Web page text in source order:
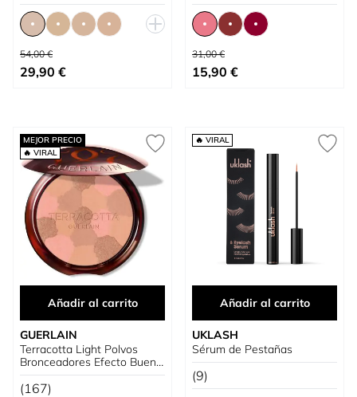
Precio habitual
54,00 €
Tan bajo como
29,90 €
Precio habitual
31,00 €
Tan bajo como
15,90 €
MEJOR PRECIO
🔥 VIRAL
Añadir al carrito
GUERLAIN
Terracotta Light Polvos
Bronceadores Efecto Buena
Cara
(167)
🔥 VIRAL
Añadir al carrito
UKLASH
Sérum de Pestañas
(9)